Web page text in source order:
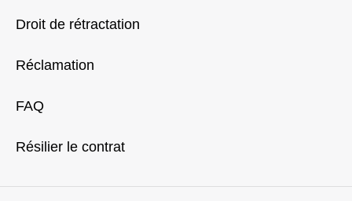
Droit de rétractation
Réclamation
FAQ
Résilier le contrat